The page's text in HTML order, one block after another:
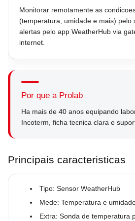
Monitorar remotamente as
(temperatura, umidade e mais) pelo
alertas pelo app WeatherHub via
internet.
Por que a Prolab
Ha mais de 40 anos equipando
Incoterm, ficha tecnica clara e
Principais caracteristicas
Tipo: Sensor WeatherHub
Mede: Temperatura e
Extra: Sonda de temperatura